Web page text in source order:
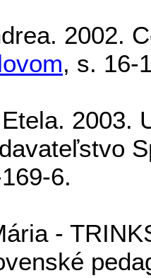
2002.
, s. 16-
2003.
6.
-